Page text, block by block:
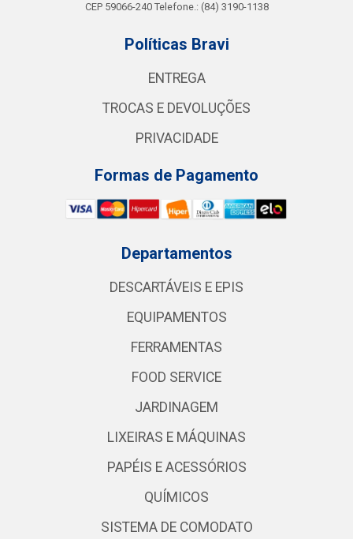
CEP 59066-240 Telefone.: (84) 3190-1138
Políticas Bravi
ENTREGA
TROCAS E DEVOLUÇÕES
PRIVACIDADE
Formas de Pagamento
Departamentos
DESCARTÁVEIS E EPIS
EQUIPAMENTOS
FERRAMENTAS
FOOD SERVICE
JARDINAGEM
LIXEIRAS E MÁQUINAS
PAPÉIS E ACESSÓRIOS
QUÍMICOS
SISTEMA DE COMODATO